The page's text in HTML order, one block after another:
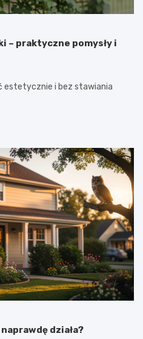
– praktyczne pomysły i
estetycznie i bez stawiania
działa?